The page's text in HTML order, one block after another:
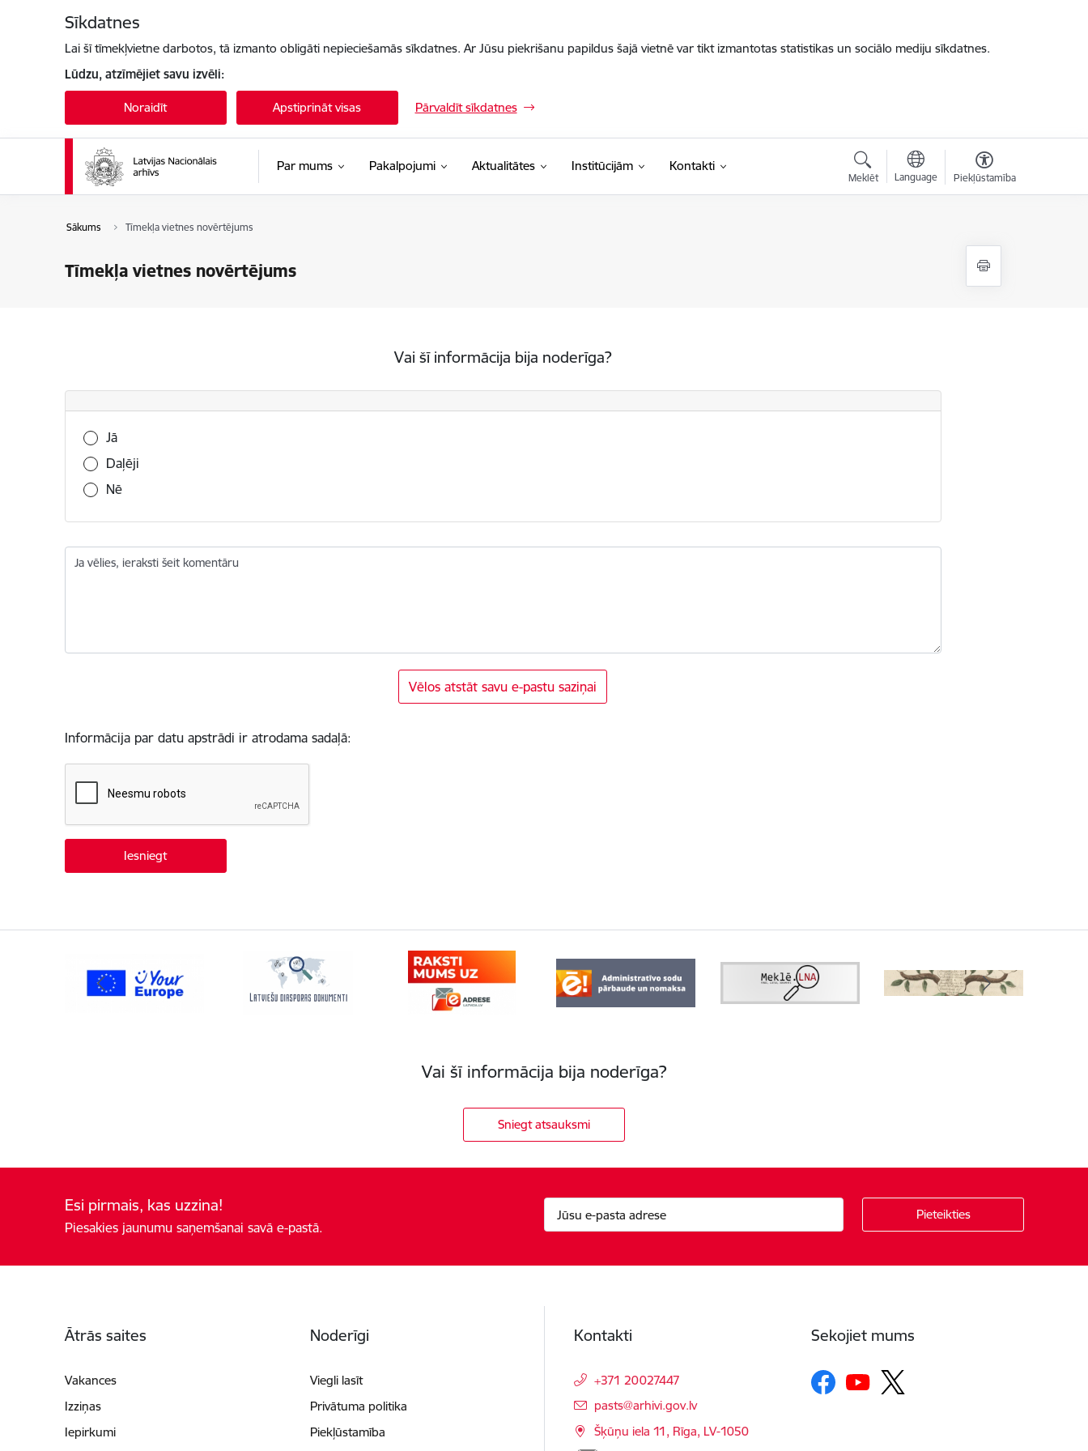
Sīkdatnes
Lai šī tīmekļvietne darbotos, tā izmanto obligāti nepieciešamās sīkdatnes. Ar Jūsu piekrišanu papildus šajā vietnē var tikt izmantotas statistikas un sociālo mediju sīkdatnes.
Lūdzu, atzīmējiet savu izvēli:
Noraidīt Apstiprināt visas Pārvaldīt sīkdatnes
Par mums Pakalpojumi Aktualitātes Institūcijām Kontakti
Meklēt Language Piekļūstamība
Sākums Tīmekļa vietnes novērtējums
Tīmekļa vietnes novērtējums
Vai šī informācija bija noderīga?
Vai šī informācija bija noderīga?
Jā
Daļēji
Nē
Ja vēlies, ieraksti šeit komentāru
Vēlos atstāt savu e-pastu saziņai
Informācija par datu apstrādi ir atrodama sadaļā:
Vai šī informācija bija noderīga?
Sniegt atsauksmi
Esi pirmais, kas uzzina!
Piesakies jaunumu saņemšanai savā e-pastā.
Ātrās saites
Vakances
Izziņas
Iepirkumi
Noderīgi
Viegli lasīt
Privātuma politika
Piekļūstamība
Kontakti
+371 20027447
E-pasts:
pasts@arhivi.gov.lv
Šķūņu iela 11, Rīga, LV-1050
Sekojiet mums